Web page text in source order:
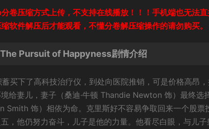
卷压缩方式上传，不支持在线播放！！！手机端也无法
件解压后才能观看，不懂分卷解压缩操作的请勿购买。
Pursuit of Happyness剧情介绍
买下了高科技治疗仪，到处向医院推销，可是价格高昂
给妻儿，妻子（桑迪·牛顿 Thandie Newton 饰）最终选
Smith 饰）相依为命。克里斯好不容易争取回来一个股票
，他仍努力奋斗，儿子是他的力量。他看尽白眼，与儿子